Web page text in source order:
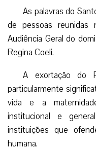
As palavras do
de pessoas
Audiência Geral do
Regina Coeli.
A exortação do
particularmente
vida e a
institucional e
instituições que
humana.